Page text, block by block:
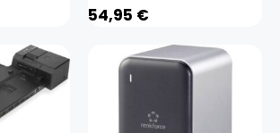
54,95 €